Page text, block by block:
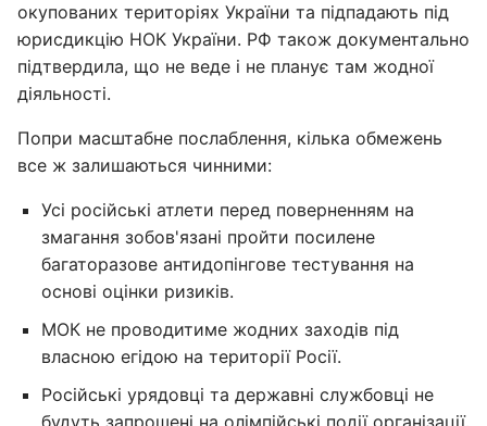
окупованих територіях України та підпадають під
юрисдикцію НОК України. РФ також документально
підтвердила, що не веде і не планує там жодної
діяльності.
Попри масштабне послаблення, кілька обмежень
все ж залишаються чинними:
Усі російські атлети перед поверненням на
змагання зобов'язані пройти посилене
багаторазове антидопінгове тестування на
основі оцінки ризиків.
МОК не проводитиме жодних заходів під
власною егідою на території Росії.
Російські урядовці та державні службовці не
будуть запрошені на олімпійські події організації.